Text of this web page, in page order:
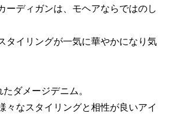
ーディガンは、モヘアならではのし
タイリングが一気に華やかになり気
ダメージデニム。
なスタイリングと相性が良いアイ